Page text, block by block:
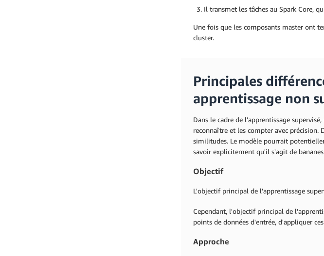
Il transmet les tâches au Spark Core,
Une fois que les composants master ont
cluster.
Principales
apprentissage non
Dans le cadre de l'apprentissage
reconnaître et les compter avec précision.
similitudes. Le modèle pourrait
savoir explicitement qu'il s'agit de
Objectif
L'objectif principal de l'apprentissage
Cependant, l'objectif principal de
points de données d'entrée, d'appliquer
Approche